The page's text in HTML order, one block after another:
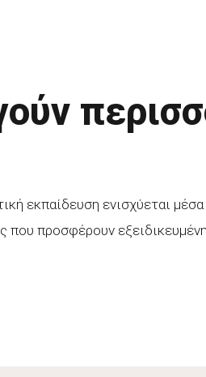
εκπαίδευση ενισχύεται
που προσφέρουν